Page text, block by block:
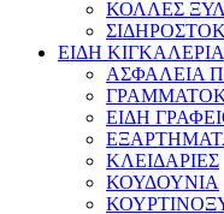
ΚΟΛΛΕΣ
ΕΙΔΗ
ΑΣΦΑΛΕΙΑ
ΕΙΔΗ
ΚΛΕΙΔΑΡΙΕΣ
ΚΟΥΔΟΥΝΙΑ